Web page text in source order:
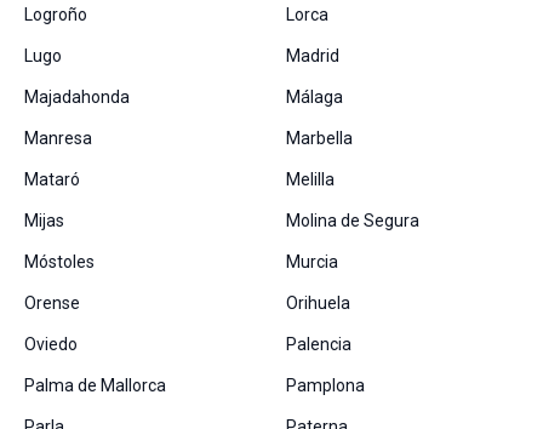
Logroño Lorca
Lugo Madrid
Majadahonda Málaga
Manresa Marbella
Mataró Melilla
Mijas Molina de Segura
Móstoles Murcia
Orense Orihuela
Oviedo Palencia
Palma de Mallorca Pamplona